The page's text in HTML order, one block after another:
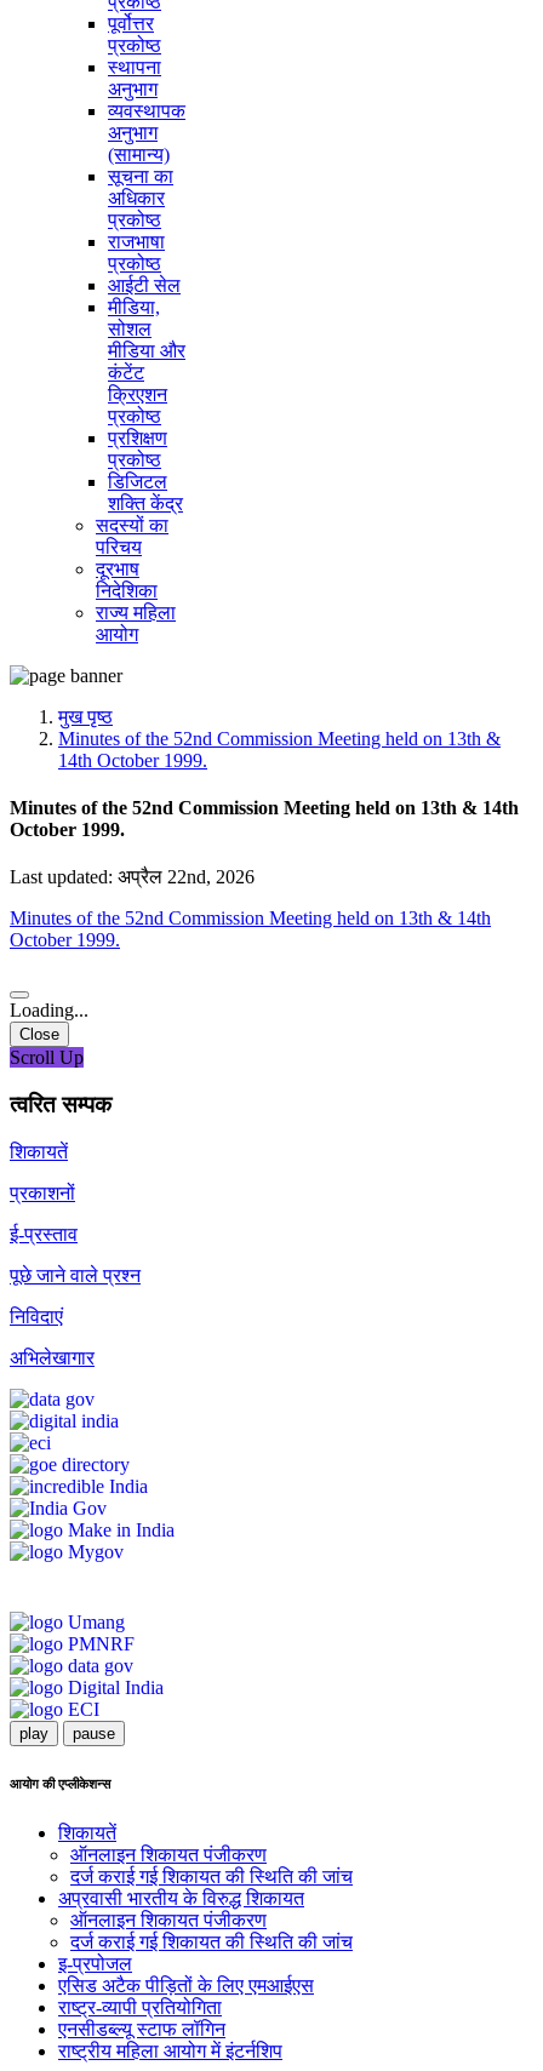
पूर्वोत्तर
प्रकोष्ठ
स्थापना
अनुभाग
व्यवस्थापक
अनुभाग
(सामान्य)
सूचना का
अधिकार
प्रकोष्ठ
राजभाषा
प्रकोष्ठ
आईटी सेल
मीडिया,
सोशल
मीडिया और
कंटेंट
क्रिएशन
प्रकोष्ठ
प्रशिक्षण
प्रकोष्ठ
डिजिटल
शक्ति केंद्र
सदस्यों का
परिचय
दूरभाष
निदेशिका
राज्य महिला
आयोग
मुख पृष्ठ
Minutes of the 52nd Commission Meeting held on 13th &
14th October 1999.
Minutes of the 52nd Commission Meeting held on 13th & 14th
October 1999.
Last updated: अप्रैल 22nd, 2026
Minutes of the 52nd Commission Meeting held on 13th & 14th
October 1999.
Loading...
Close
Scroll Up
त्वरित सम्पक
शिकायतें
प्रकाशनों
ई-प्रस्ताव
पूछे जाने वाले प्रश्न
निविदाएं
अभिलेखागार
play pause
आयोग की एप्लीकेशन्स
शिकायतें
ऑनलाइन शिकायत पंजीकरण
दर्ज कराई गई शिकायत की स्थिति की जांच
अप्रवासी भारतीय के विरुद्ध शिकायत
ऑनलाइन शिकायत पंजीकरण
दर्ज कराई गई शिकायत की स्थिति की जांच
इ-प्रपोजल
एसिड अटैक पीड़ितों के लिए एमआईएस
राष्ट्र-व्यापी प्रतियोगिता
एनसीडब्ल्यू स्टाफ लॉगिन
राष्ट्रीय महिला आयोग में इंटर्नशिप